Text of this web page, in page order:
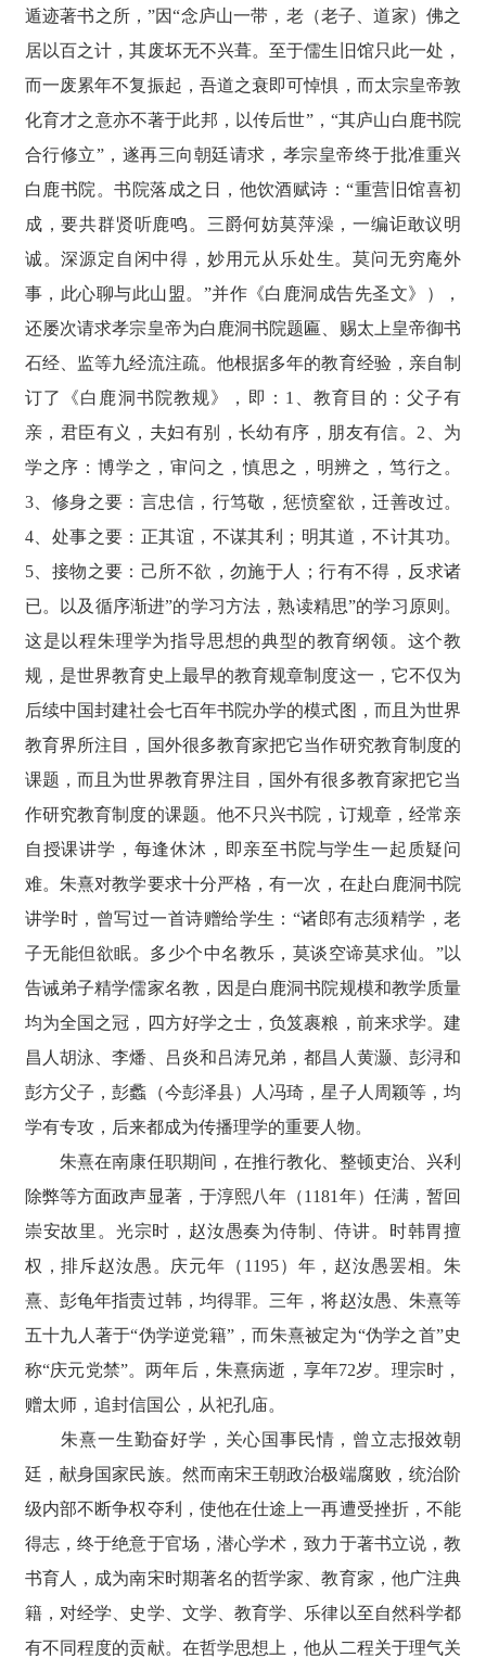
遁迹著书之所，”因“念庐山一带，老（老子、道家）佛之
居以百之计，其废坏无不兴葺。至于儒生旧馆只此一处，
而一废累年不复振起，吾道之衰即可悼惧，而太宗皇帝敦
化育才之意亦不著于此邦，以传后世”，“其庐山白鹿书院
合行修立”，遂再三向朝廷请求，孝宗皇帝终于批准重兴
白鹿书院。书院落成之日，他饮酒赋诗：“重营旧馆喜初
成，要共群贤听鹿鸣。三爵何妨莫萍澡，一编讵敢议明
诚。深源定自闲中得，妙用元从乐处生。莫问无穷庵外
事，此心聊与此山盟。”并作《白鹿洞成告先圣文》），
还屡次请求孝宗皇帝为白鹿洞书院题匾、赐太上皇帝御书
石经、监等九经流注疏。他根据多年的教育经验，亲自制
订了《白鹿洞书院教规》，即：1、教育目的：父子有
亲，君臣有义，夫妇有别，长幼有序，朋友有信。2、为
学之序：博学之，审问之，慎思之，明辨之，笃行之。
3、修身之要：言忠信，行笃敬，惩愤窒欲，迁善改过。
4、处事之要：正其谊，不谋其利；明其道，不计其功。
5、接物之要：己所不欲，勿施于人；行有不得，反求诸
已。以及循序渐进”的学习方法，熟读精思”的学习原则。
这是以程朱理学为指导思想的典型的教育纲领。这个教
规，是世界教育史上最早的教育规章制度这一，它不仅为
后续中国封建社会七百年书院办学的模式图，而且为世界
教育界所注目，国外很多教育家把它当作研究教育制度的
课题，而且为世界教育界注目，国外有很多教育家把它当
作研究教育制度的课题。他不只兴书院，订规章，经常亲
自授课讲学，每逢休沐，即亲至书院与学生一起质疑问
难。朱熹对教学要求十分严格，有一次，在赴白鹿洞书院
讲学时，曾写过一首诗赠给学生：“诸郎有志须精学，老
子无能但欲眠。多少个中名教乐，莫谈空谛莫求仙。”以
告诫弟子精学儒家名教，因是白鹿洞书院规模和教学质量
均为全国之冠，四方好学之士，负笈裹粮，前来求学。建
昌人胡泳、李燔、吕炎和吕涛兄弟，都昌人黄灏、彭浔和
彭方父子，彭蠡（今彭泽县）人冯琦，星子人周颖等，均
学有专攻，后来都成为传播理学的重要人物。
朱熹在南康任职期间，在推行教化、整顿吏治、兴利
除弊等方面政声显著，于淳熙八年（1181年）任满，暂回
崇安故里。光宗时，赵汝愚奏为侍制、侍讲。时韩胃擅
权，排斥赵汝愚。庆元年（1195）年，赵汝愚罢相。朱
熹、彭龟年指责过韩，均得罪。三年，将赵汝愚、朱熹等
五十九人著于“伪学逆党籍”，而朱熹被定为“伪学之首”史
称“庆元党禁”。两年后，朱熹病逝，享年72岁。理宗时，
赠太师，追封信国公，从祀孔庙。
朱熹一生勤奋好学，关心国事民情，曾立志报效朝
廷，献身国家民族。然而南宋王朝政治极端腐败，统治阶
级内部不断争权夺利，使他在仕途上一再遭受挫折，不能
得志，终于绝意于官场，潜心学术，致力于著书立说，教
书育人，成为南宋时期著名的哲学家、教育家，他广注典
籍，对经学、史学、文学、教育学、乐律以至自然科学都
有不同程度的贡献。在哲学思想上，他从二程关于理气关